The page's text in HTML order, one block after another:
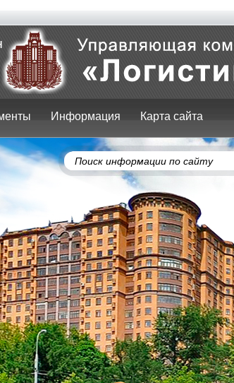
Поиск информации по сайту
Информация Карта сайта